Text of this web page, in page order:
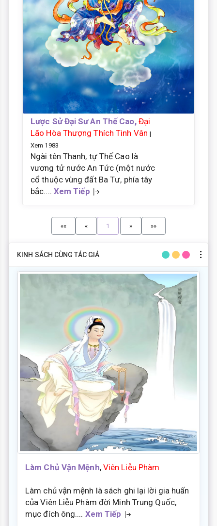
Lược Sử Đại Sư An Thế Cao, Đại
Lão Hòa Thượng Thích Tinh Vân |
Xem 1983
Ngài tên Thanh, tự Thế Cao là
vương tử nước An Tức (một nước
cổ thuộc vùng đất Ba Tư, phía tây
bắc.... Xem Tiếp
«« « 1 » »»
KINH SÁCH CÙNG TÁC GIẢ
Làm Chủ Vận Mệnh, Viên Liễu Phàm
Làm chủ vận mệnh là sách ghi lại lời gia huấn
của Viên Liễu Phàm đời Minh Trung Quốc,
mục đích ông.... Xem Tiếp